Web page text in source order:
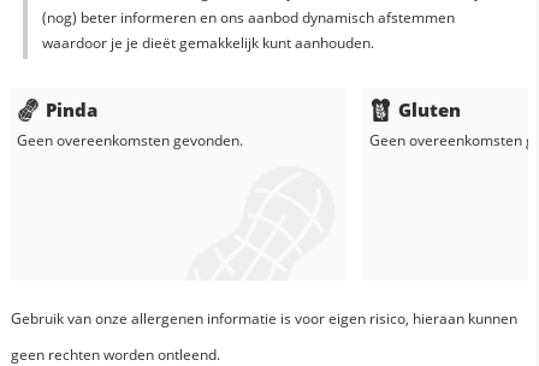
(nog) beter informeren en ons aanbod dynamisch afstemmen
waardoor je je dieët gemakkelijk kunt aanhouden.
Pinda
Geen overeenkomsten gevonden.
Gluten
Geen overeenkomsten
Gebruik van onze allergenen informatie is voor eigen risico, hieraan kunnen
geen rechten worden ontleend.